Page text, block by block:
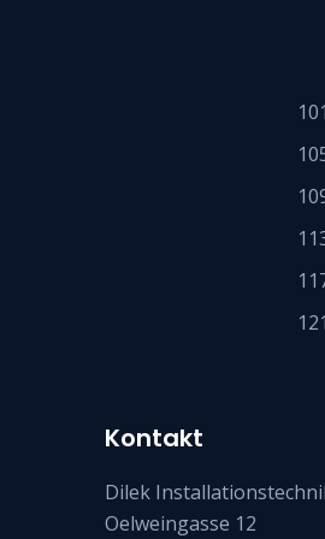
Kontakt
Dilek
Oelweingasse 12